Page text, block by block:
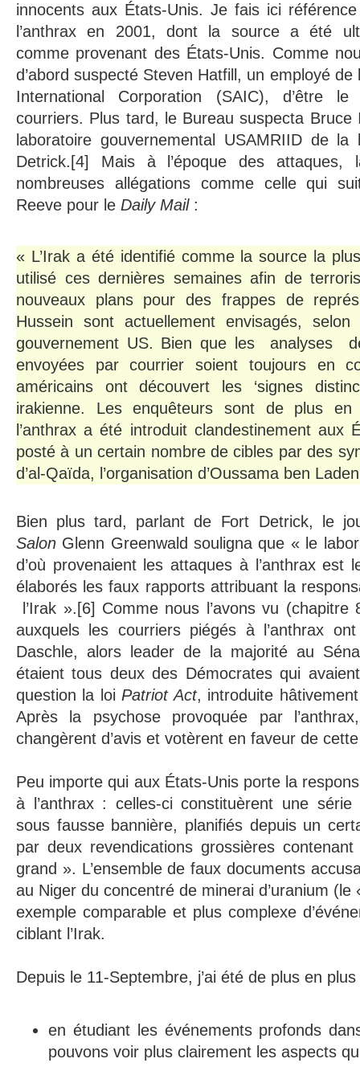
innocents aux États-Unis. Je fais ici
l’anthrax en 2001, dont la source a été
comme provenant des États-Unis. Comme
d’abord suspecté Steven Hatfill, un employé de
International Corporation (SAIC), d’être
courriers. Plus tard, le Bureau suspecta Bruce
laboratoire gouvernemental USAMRIID de
Detrick.[4] Mais à l’époque des attaques,
nombreuses allégations comme celle qui
Reeve pour le Daily Mail:
« L’Irak a été identifié comme la source la
utilisé ces dernières semaines afin de
nouveaux plans pour des frappes de
Hussein sont actuellement envisagés,
gouvernement US. Bien que les analyses
envoyées par courrier soient toujours en
américains ont découvert les ‘signes
irakienne. Les enquêteurs sont de plus en
l’anthrax a été introduit clandestinement aux
posté à un certain nombre de cibles par des
d’al-Qaïda, l’organisation d’Oussama ben
Bien plus tard, parlant de Fort Detrick, le
Salon Glenn Greenwald souligna que « le
d’où provenaient les attaques à l’anthrax est
élaborés les faux rapports attribuant la
l’Irak ».[6] Comme nous l’avons vu
auxquels les courriers piégés à l’anthrax
Daschle, alors leader de la majorité au
étaient tous deux des Démocrates qui
question la loi Patriot Act, introduite
Après la psychose provoquée par
changèrent d’avis et votèrent en faveur de
Peu importe qui aux États-Unis porte la
à l’anthrax : celles-ci constituèrent une série
sous fausse bannière, planifiés depuis un
par deux revendications grossières
grand ». L’ensemble de faux documents
au Niger du concentré de minerai d’uranium (le
exemple comparable et plus complexe
ciblant l’Irak.
Depuis le 11-Septembre, j’ai été de plus en
en étudiant les événements profonds
pouvons voir plus clairement les aspects